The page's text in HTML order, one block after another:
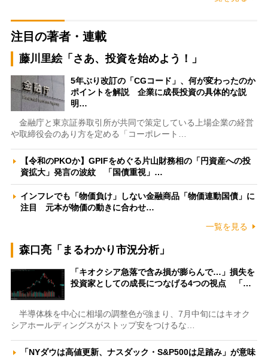
注目の著者・連載
藤川里絵「さあ、投資を始めよう！」
5年ぶり改訂の「CGコード」、何が変わったのか
ポイントを解説 企業に成長投資の具体的な説
明…
金融庁と東京証券取引所が共同で策定している上場企業の経営
や取締役会のあり方を定める「コーポレート…
【令和のPKOか】GPIFをめぐる片山財務相の「円資産への投
資拡大」発言の波紋 「国債重視」…
インフレでも「物価負け」しない金融商品「物価連動国債」に
注目 元本が物価の動きに合わせ…
一覧を見る
森口亮「まるわかり市況分析」
「キオクシア急落で含み損が膨らんで…」損失を
投資家としての成長につなげる4つの視点 「…
半導体株を中心に相場の調整色が強まり、7月中旬にはキオク
シアホールディングスがストップ安をつけるな…
「NYダウは高値更新、ナスダック・S&P500は足踏み」が意味